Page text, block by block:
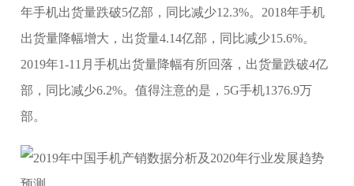
年手机出货量跌破5亿部，同比减少12.3%。2018年手机
出货量降幅增大，出货量4.14亿部，同比减少15.6%。
2019年1-11月手机出货量降幅有所回落，出货量跌破4亿
部，同比减少6.2%。值得注意的是，5G手机1376.9万
部。